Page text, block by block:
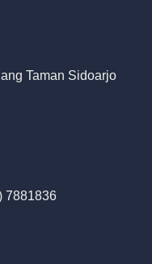
Taman Sidoarjo
7881836